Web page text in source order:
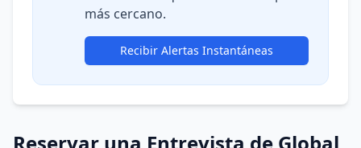
más cercano.
Recibir Alertas Instantáneas